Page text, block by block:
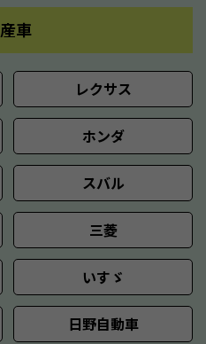
車
レクサス
ホンダ
スバル
三菱
いすゞ
日野自動車